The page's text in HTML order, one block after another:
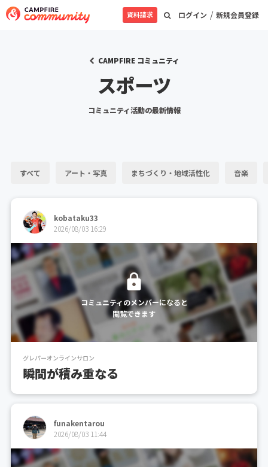
ログイン / 新規会員登録
資料請求
CAMPFIRE コミュニティ
スポーツ
コミュニティ活動の最新情報
すべて アート・写真 まちづくり・地域活性化 音楽
kobataku33
2026/08/03 16:29
コミュニティのメンバーになると
閲覧できます
グレパーオンラインサロン
瞬間が積み重なる
funakentarou
2026/08/03 11:44